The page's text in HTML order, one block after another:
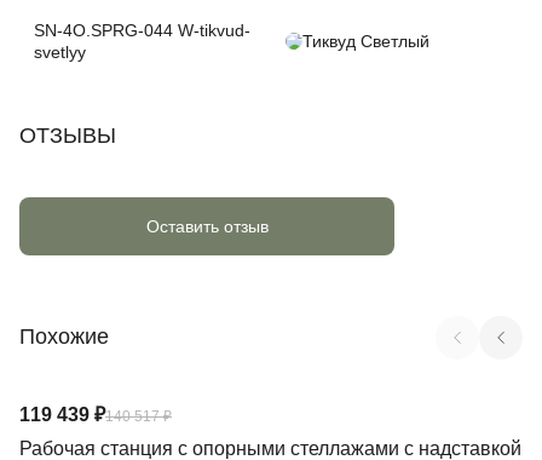
SN-4O.SPRG-044 W-tikvud-
svetlyy
Тиквуд Светлый
ОТЗЫВЫ
Оставить отзыв
Похожие
Рабочая станция с опорными стеллажами с надставкой
119 439 ₽140 517 ₽